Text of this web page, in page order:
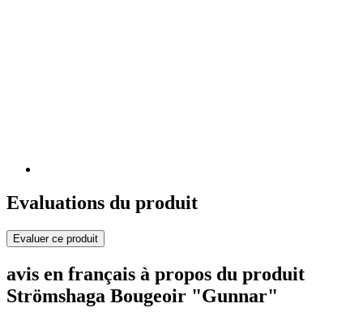
Evaluations du produit
Evaluer ce produit
avis en français à propos du produit
Strömshaga Bougeoir "Gunnar"